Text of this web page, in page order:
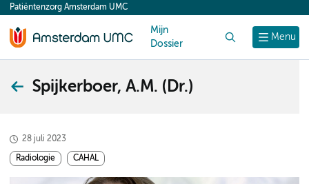
content
Menu
Patiëntenzorg Amsterdam UMC
Mijn
Dossier
Spijkerboer, A.M. (Dr.)
28 juli 2023
Radiologie CAHAL